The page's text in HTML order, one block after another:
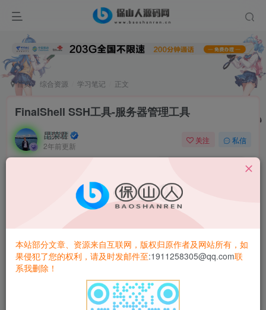
首页 综合资源 学习笔记 正文
FinalShell SSH工具-服务器管理工具
昆荣君
2年前更新
关注 私信
FinalShell是一体化的的服务器,网络管理软件,不仅是ssh客户
端,还是功能强大的开发,运维工具,充分满足开发,运维需求.
云端同步,免费海外服务器远程桌面加速,ssh加速,
本地化命令输入框,支持自动补全,命令历史,自定义
本站部分文章、资源来自互联网，版权归原作者及网站所有，如
果侵犯了您的权利，请及时发邮件至:1911258305@qq.com联
系我删除！